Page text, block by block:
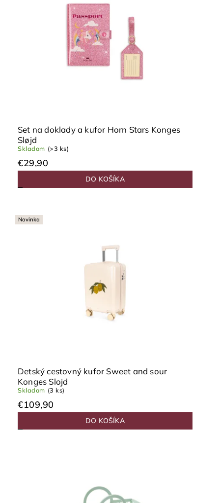
Set na doklady a kufor Horn Stars Konges
Sløjd
Skladom (>3 ks)
€29,90
DO KOŠÍKA
Novinka
Detský cestovný kufor Sweet and sour
Konges Slojd
Skladom (3 ks)
€109,90
DO KOŠÍKA